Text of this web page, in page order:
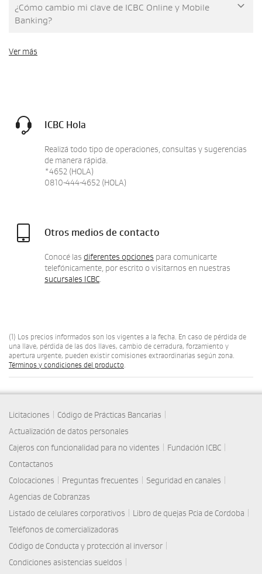
¿Cómo cambio mi clave de ICBC Online y Mobile
Banking?
Ver más
ICBC Hola
Realizá todo tipo de operaciones, consultas y sugerencias
de manera rápida.
*4652 (HOLA)
0810-444-4652 (HOLA)
Otros medios de contacto
Conocé las diferentes opciones para comunicarte
telefónicamente, por escrito o visitarnos en nuestras
sucursales ICBC
(1) Los precios informados son los vigentes a la fecha. En caso de pérdida de
una llave, pérdida de las dos llaves, cambio de cerradura, forzamiento y
apertura urgente, pueden existir comisiones extraordinarias según zona.
Términos y condiciones del producto
Licitaciones Código de Prácticas Bancarias
Actualización de datos personales
Cajeros con funcionalidad para no videntes
Fundación ICBC
Contactanos
Colocaciones
Preguntas frecuentes Seguridad en canales
Agencias de Cobranzas
Listado de celulares corporativos
Libro de quejas Pcia de Cordoba
Teléfonos de comercializadoras
Código de Conducta y protección al inversor
Condiciones asistencias sueldos